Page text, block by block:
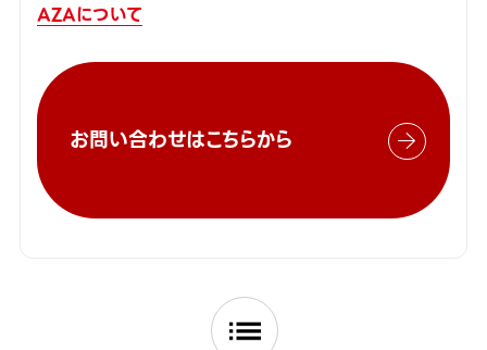
AZAについて
お問い合わせはこちらから